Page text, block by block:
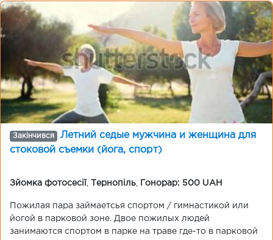
Закінчився
Летний седые мужчина и женщина для
стоковой съемки (йога, спорт)
Зйомка фотосесії Тернопіль Гонорар: 500 UAH
Пожилая пара займаетсья спортом / гимнастикой или
йогой в парковой зоне. Двое пожилых людей
занимаются спортом в парке на траве где-то в парковой